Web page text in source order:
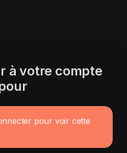
à votre compte
pour voir cette